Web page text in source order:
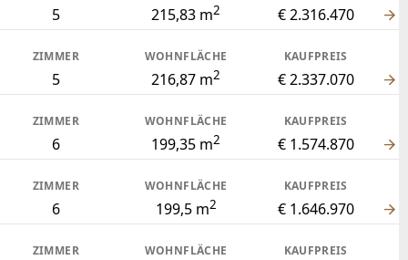
5 215,83 m2 € 2.316.470
ZIMMER
5
WOHNFLÄCHE
216,87 m2
KAUFPREIS
€ 2.337.070
ZIMMER
6
WOHNFLÄCHE
199,35 m2
KAUFPREIS
€ 1.574.870
ZIMMER
6
WOHNFLÄCHE
199,5 m2
KAUFPREIS
€ 1.646.970
ZIMMER WOHNFLÄCHE KAUFPREIS